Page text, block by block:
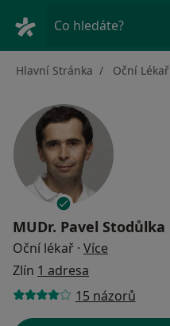
Co hledáte?
Hlavní Stránka Oční Lékař
MUDr. Pavel Stodůlka
Oční lékař · Více
Zlín 1 adresa
15 názorů